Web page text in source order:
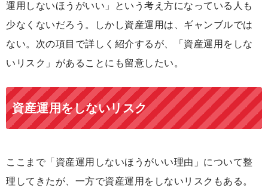
運用しないほうがいい」という考え方になっている人も
少なくないだろう。しかし資産運用は、ギャンブルでは
ない。次の項目で詳しく紹介するが、「資産運用をしな
いリスク」があることにも留意したい。
資産運用をしないリスク
ここまで「資産運用しないほうがいい理由」について整
理してきたが、一方で資産運用をしないリスクもある。